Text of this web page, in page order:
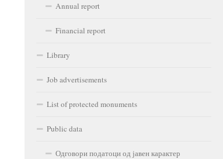
Annual report
Financial report
Library
Job advertisements
List of protected monuments
Public data
Одговори податоци од јавен карактер